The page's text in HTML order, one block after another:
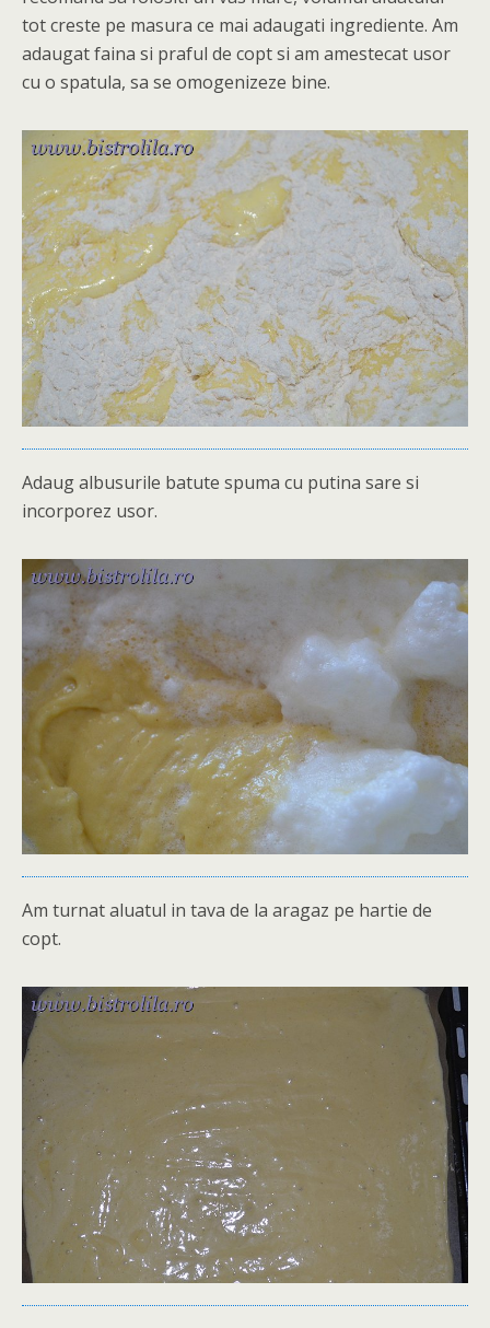
tot creste pe masura ce mai adaugati ingrediente. Am
adaugat faina si praful de copt si am amestecat usor
cu o spatula, sa se omogenizeze bine.
Adaug albusurile batute spuma cu putina sare si
incorporez usor.
Am turnat aluatul in tava de la aragaz pe hartie de
copt.